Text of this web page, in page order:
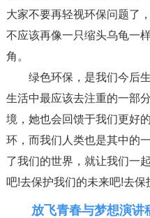
大家不要再轻视环保问题了
不应该再像一只缩头乌龟一
角。
绿色环保，是我们今后
生活中最应该去注重的一部
境，她也会回馈于我们更好
环，而我们人类也是其中的
了我们的世界，就让我们一
吧!去保护我们的未来吧!去保
放飞青春与梦想演讲